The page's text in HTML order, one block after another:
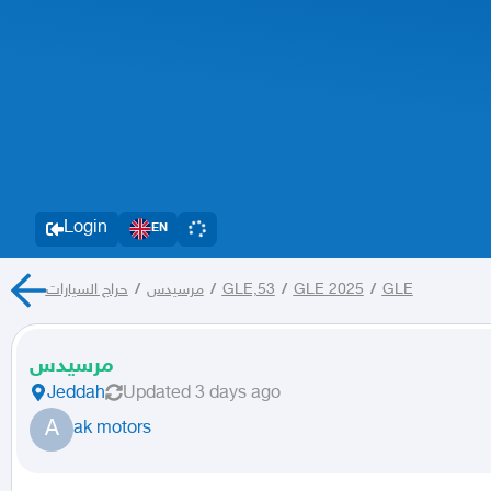
Login EN
مرسيدس / حراج السيارات / GLE,53 / GLE 2025 / GLE
مرسيدس
Jeddah Updated 3 days ago
A ak motors